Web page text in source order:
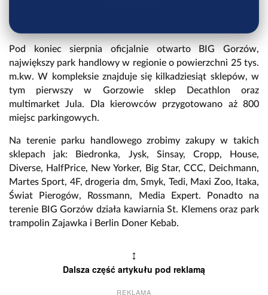
Pod koniec sierpnia oficjalnie otwarto BIG Gorzów,
największy park handlowy w regionie o powierzchni 25 tys.
m.kw. W kompleksie znajduje się kilkadziesiąt sklepów, w
tym pierwszy w Gorzowie sklep Decathlon oraz
multimarket Jula. Dla kierowców przygotowano aż 800
miejsc parkingowych.
Na terenie parku handlowego zrobimy zakupy w takich
sklepach jak: Biedronka, Jysk, Sinsay, Cropp, House,
Diverse, HalfPrice, New Yorker, Big Star, CCC, Deichmann,
Martes Sport, 4F, drogeria dm, Smyk, Tedi, Maxi Zoo, Itaka,
Świat Pierogów, Rossmann, Media Expert. Ponadto na
terenie BIG Gorzów działa kawiarnia St. Klemens oraz park
trampolin Zajawka i Berlin Doner Kebab.
↕
Dalsza część artykułu pod reklamą
REKLAMA